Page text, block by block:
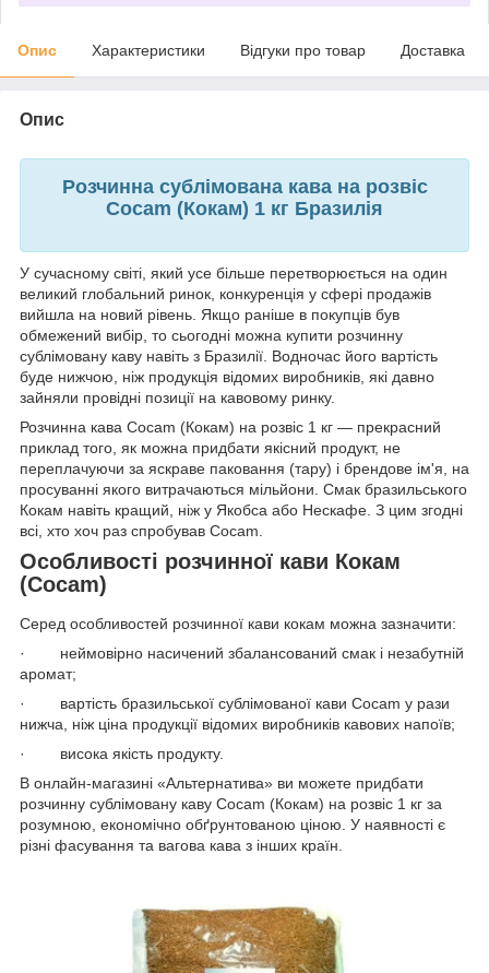
Опис Характеристики Відгуки про товар Доставка
Опис
Розчинна сублімована кава на розвіс
Cocam (Кокам) 1 кг Бразилія
У сучасному світі, який усе більше перетворюється на один
великий глобальний ринок, конкуренція у сфері продажів
вийшла на новий рівень. Якщо раніше в покупців був
обмежений вибір, то сьогодні можна купити розчинну
сублімовану каву навіть з Бразилії. Водночас його вартість
буде нижчою, ніж продукція відомих виробників, які давно
зайняли провідні позиції на кавовому ринку.
Розчинна кава Cocam (Кокам) на розвіс 1 кг — прекрасний
приклад того, як можна придбати якісний продукт, не
переплачуючи за яскраве паковання (тару) і брендове ім'я, на
просуванні якого витрачаються мільйони. Смак бразильського
Кокам навіть кращий, ніж у Якобса або Нескафе. З цим згодні
всі, хто хоч раз спробував Cocam.
Особливості розчинної кави Кокам
(Cocam)
Серед особливостей розчинної кави кокам можна зазначити:
· неймовірно насичений збалансований смак і незабутній
аромат;
· вартість бразильської сублімованої кави Cocam у рази
нижча, ніж ціна продукції відомих виробників кавових напоїв;
· висока якість продукту.
В онлайн-магазині «Альтернатива» ви можете придбати
розчинну сублімовану каву Cocam (Кокам) на розвіс 1 кг за
розумною, економічно обґрунтованою ціною. У наявності є
різні фасування та вагова кава з інших країн.